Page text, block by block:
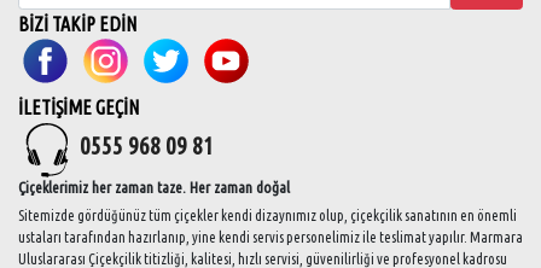
BİZİ TAKİP EDİN
İLETİŞİME GEÇİN
0555 968 09 81
Çiçeklerimiz her zaman taze. Her zaman doğal
Sitemizde gördüğünüz tüm çiçekler kendi dizaynımız olup, çiçekçilik sanatının en önemli
ustaları tarafından hazırlanıp, yine kendi servis personelimiz ile teslimat yapılır. Marmara
Uluslararası Çiçekçilik titizliği, kalitesi, hızlı servisi, güvenilirliği ve profesyonel kadrosu